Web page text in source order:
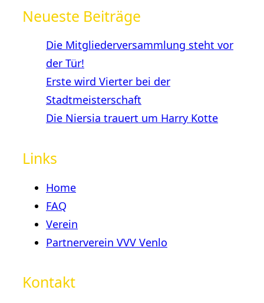
Neueste Beiträge
Die Mitgliederversammlung steht vor
der Tür!
Erste wird Vierter bei der
Stadtmeisterschaft
Die Niersia trauert um Harry Kotte
Links
Home
FAQ
Verein
Partnerverein VVV Venlo
Kontakt